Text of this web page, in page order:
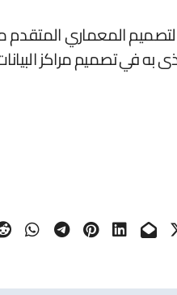
المعماري
به في تصميم مراكز